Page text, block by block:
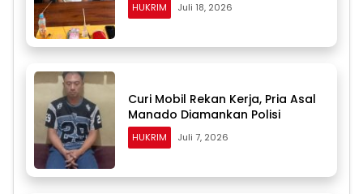
HUKRIM Juli 18, 2026
Curi Mobil Rekan Kerja, Pria Asal
Manado Diamankan Polisi
HUKRIM Juli 7, 2026